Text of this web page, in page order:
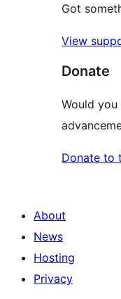
Got
View
Donate
Would
Donate to
About
News
Hosting
Privacy